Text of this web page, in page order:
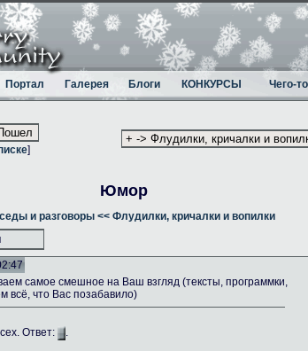
Портал Галерея Блоги КОНКУРСЫ Чего-
]
Юмор
и разговоры << Флудилки, кричалки и вопилки
самое смешное на Ваш взгляд (тексты, программки,
всё, что Вас позабавило)
Ответ:
.